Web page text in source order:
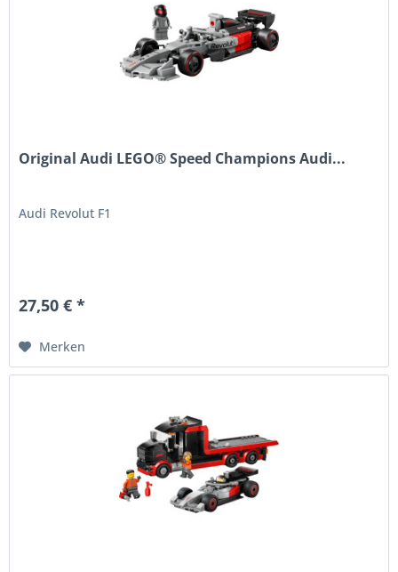
Original Audi LEGO® Speed Champions Audi...
Audi Revolut F1
27,50 € *
Merken